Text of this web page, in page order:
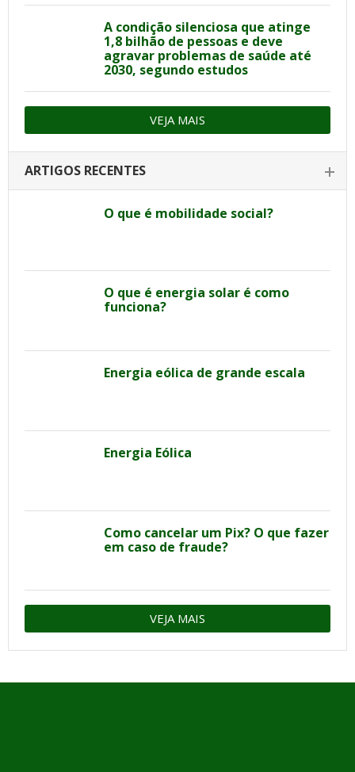
A condição silenciosa que atinge
1,8 bilhão de pessoas e deve
agravar problemas de saúde até
2030, segundo estudos
VEJA MAIS
ARTIGOS RECENTES
O que é mobilidade social?
O que é energia solar é como
funciona?
Energia eólica de grande escala
Energia Eólica
Como cancelar um Pix? O que fazer
em caso de fraude?
VEJA MAIS